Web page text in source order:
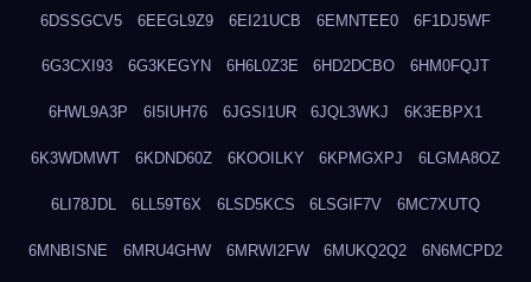
6DSSGCV5 6EEGL9Z9 6EI21UCB 6EMNTEE0 6F1DJ5WF
6G3CXI93 6G3KEGYN 6H6L0Z3E 6HD2DCBO 6HM0FQJT
6HWL9A3P 6I5IUH76 6JGSI1UR 6JQL3WKJ 6K3EBPX1
6K3WDMWT 6KDND60Z 6KOOILKY 6KPMGXPJ 6LGMA8OZ
6LI78JDL 6LL59T6X 6LSD5KCS 6LSGIF7V 6MC7XUTQ
6MNBISNE 6MRU4GHW 6MRWI2FW 6MUKQ2Q2 6N6MCPD2